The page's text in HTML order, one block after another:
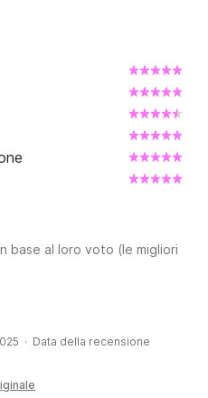
base al loro voto (le migliori
· Data della recensione